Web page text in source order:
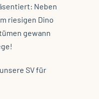
Neben
riesigen Dino
gewann
SV für